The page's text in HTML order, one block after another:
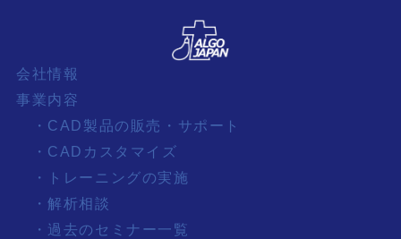
会社情報
事業内容
・CAD製品の販売・サポート
・CADカスタマイズ
・トレーニングの実施
・解析相談
・過去のセミナー一覧